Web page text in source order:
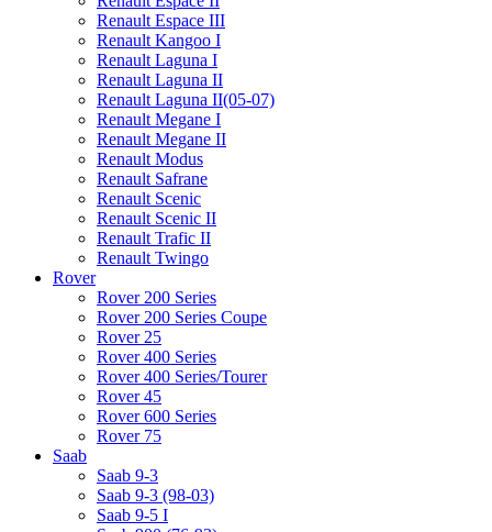
Renault Espace III
Renault Kangoo I
Renault Laguna I
Renault Laguna II
Renault Laguna II(05-07)
Renault Megane I
Renault Megane II
Renault Modus
Renault Safrane
Renault Scenic
Renault Scenic II
Renault Trafic II
Renault Twingo
Rover
Rover 200 Series
Rover 200 Series Coupe
Rover 25
Rover 400 Series
Rover 400 Series/Tourer
Rover 45
Rover 600 Series
Rover 75
Saab
Saab 9-3
Saab 9-3 (98-03)
Saab 9-5 I